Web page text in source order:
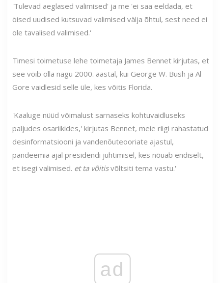
'Tulevad aeglased valimised' ja me 'ei saa eeldada, et
öised uudised kutsuvad valimised välja õhtul, sest need ei
ole tavalised valimised.'
Timesi toimetuse lehe toimetaja James Bennet kirjutas, et
see võib olla nagu 2000. aastal, kui George W. Bush ja Al
Gore vaidlesid selle üle, kes võitis Florida.
'Kaaluge nüüd võimalust sarnaseks kohtuvaidluseks
paljudes osariikides,' kirjutas Bennet, meie riigi rahastatud
desinformatsiooni ja vandenõuteooriate ajastul,
pandeemia ajal presidendi juhtimisel, kes nõuab endiselt,
et isegi valimised. et ta võitisvõltsiti tema vastu.'
ad